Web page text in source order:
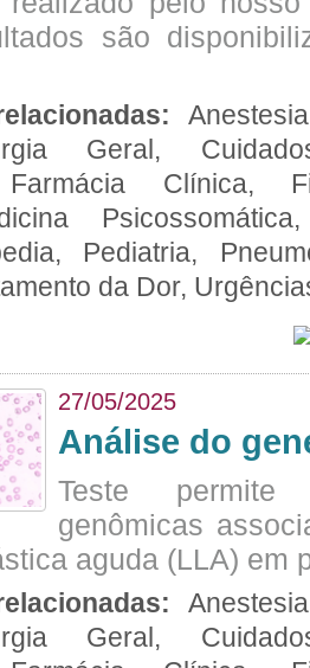
são
Geral,
Farmácia Clínica,
Pediatria,
da Dor,
27/05/2025
Análise do
Teste permite
genômicas
aguda (LLA) em
Geral,